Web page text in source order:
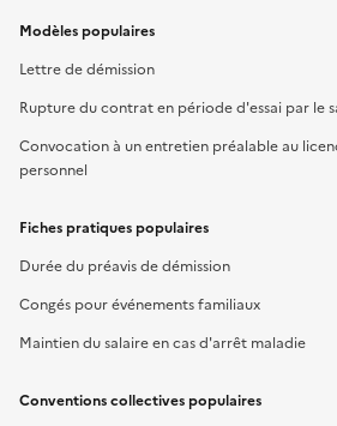
Modèles populaires
Lettre de démission
Rupture du contrat en période d'essai par le
Convocation à un entretien préalable au
personnel
Fiches pratiques populaires
Durée du préavis de démission
Congés pour événements familiaux
Maintien du salaire en cas d'arrêt maladie
Conventions collectives populaires